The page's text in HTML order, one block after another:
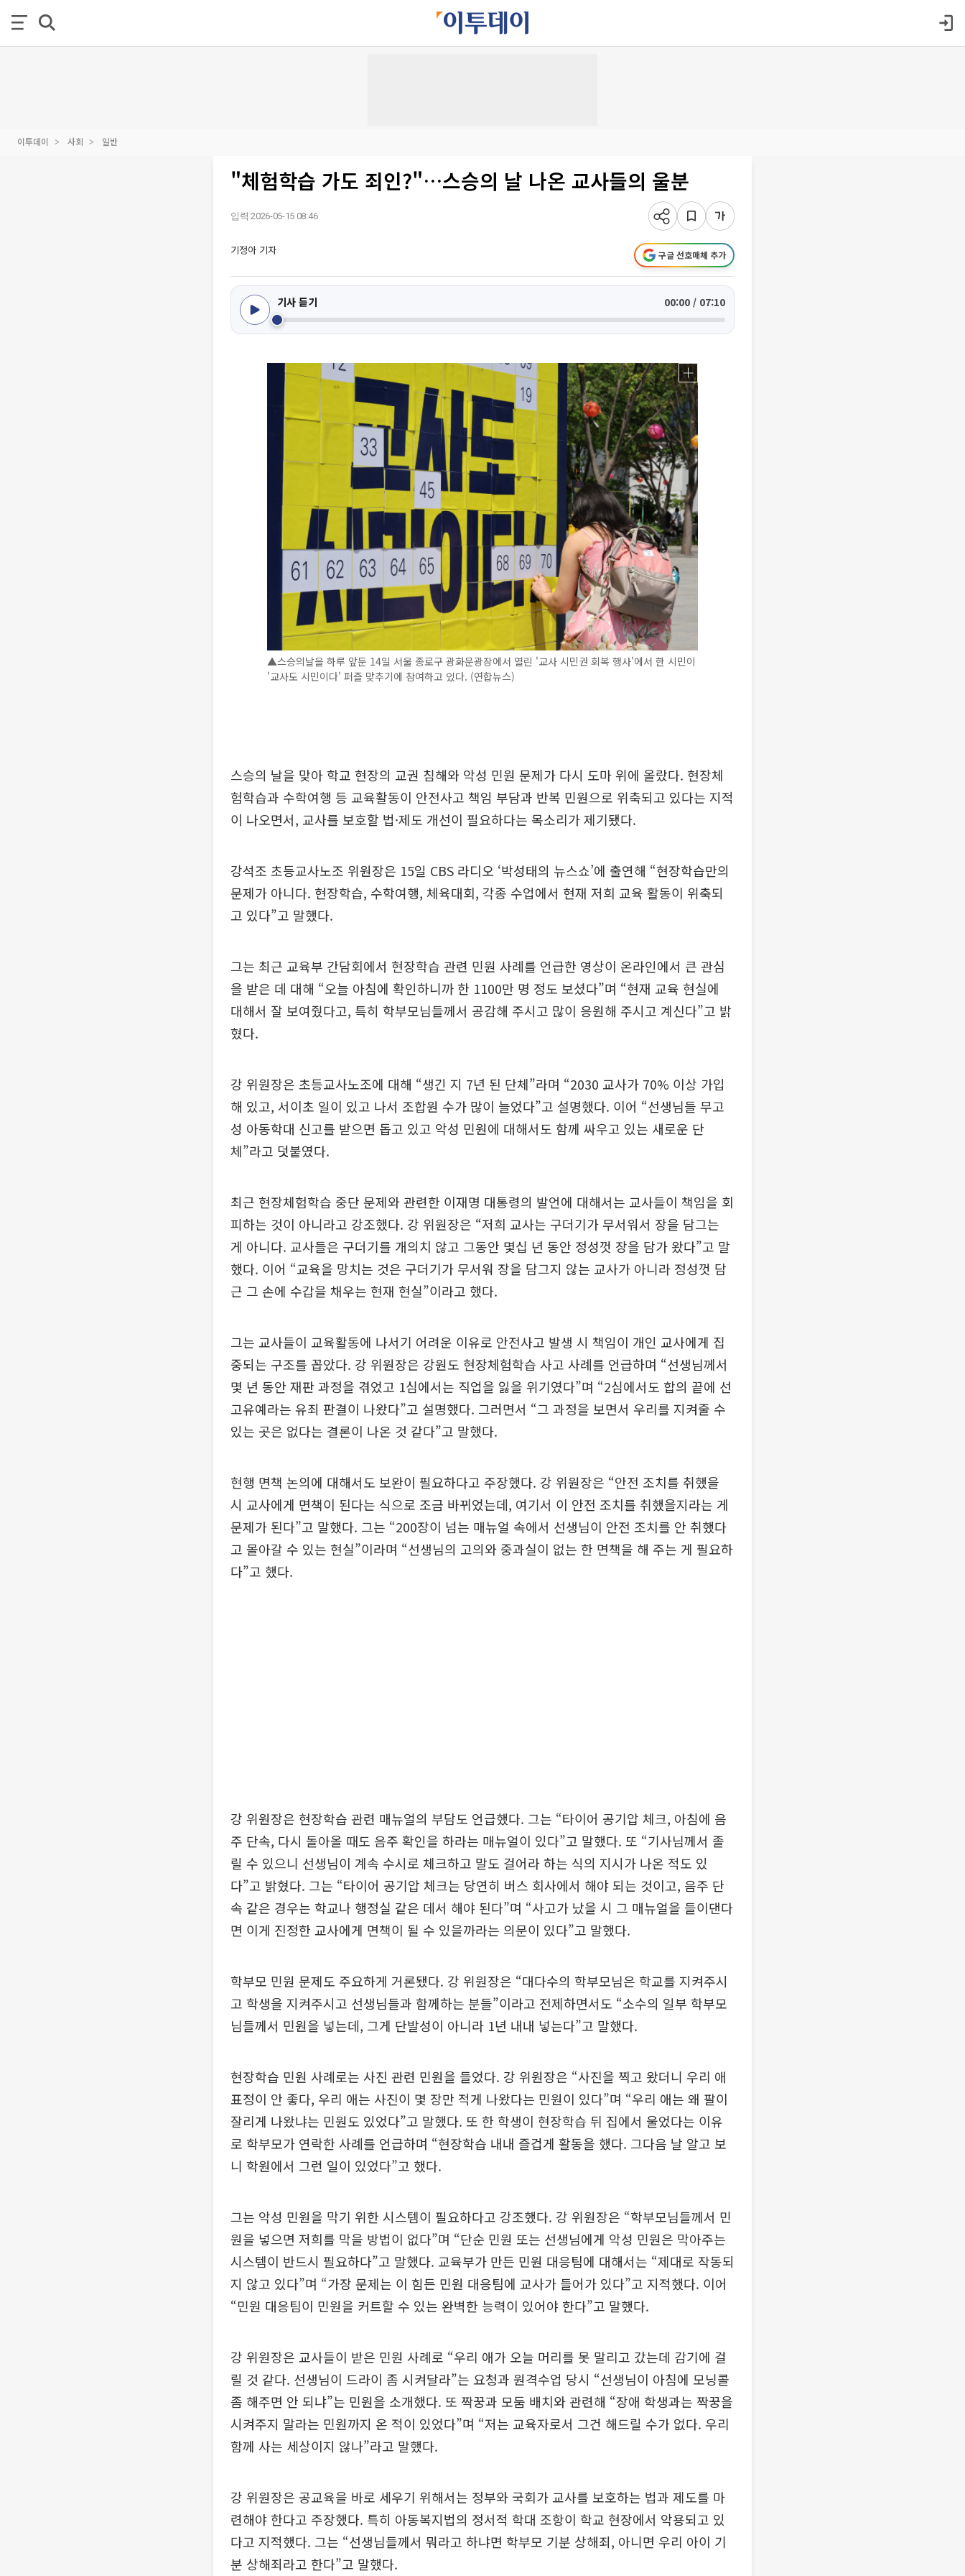
이투데이 사회 일반
"체험학습 가도 죄인?"…스승의 날 나온 교사들의 울분
입력 2026-05-15 08:46
기정아 기자 구글 선호매체 추가
기사 듣기 00:00 / 07:10
▲스승의날을 하루 앞둔 14일 서울 종로구 광화문광장에서 열린 '교사 시민권 회복 행사'에서 한 시민이
'교사도 시민이다' 퍼즐 맞추기에 참여하고 있다. (연합뉴스)
스승의 날을 맞아 학교 현장의 교권 침해와 악성 민원 문제가 다시 도마 위에 올랐다. 현장체
험학습과 수학여행 등 교육활동이 안전사고 책임 부담과 반복 민원으로 위축되고 있다는 지적
이 나오면서, 교사를 보호할 법·제도 개선이 필요하다는 목소리가 제기됐다.
강석조 초등교사노조 위원장은 15일 CBS 라디오 ‘박성태의 뉴스쇼’에 출연해 “현장학습만의
문제가 아니다. 현장학습, 수학여행, 체육대회, 각종 수업에서 현재 저희 교육 활동이 위축되
고 있다”고 말했다.
그는 최근 교육부 간담회에서 현장학습 관련 민원 사례를 언급한 영상이 온라인에서 큰 관심
을 받은 데 대해 “오늘 아침에 확인하니까 한 1100만 명 정도 보셨다”며 “현재 교육 현실에
대해서 잘 보여줬다고, 특히 학부모님들께서 공감해 주시고 많이 응원해 주시고 계신다”고 밝
혔다.
강 위원장은 초등교사노조에 대해 “생긴 지 7년 된 단체”라며 “2030 교사가 70% 이상 가입
해 있고, 서이초 일이 있고 나서 조합원 수가 많이 늘었다”고 설명했다. 이어 “선생님들 무고
성 아동학대 신고를 받으면 돕고 있고 악성 민원에 대해서도 함께 싸우고 있는 새로운 단
체”라고 덧붙였다.
최근 현장체험학습 중단 문제와 관련한 이재명 대통령의 발언에 대해서는 교사들이 책임을 회
피하는 것이 아니라고 강조했다. 강 위원장은 “저희 교사는 구더기가 무서워서 장을 담그는
게 아니다. 교사들은 구더기를 개의치 않고 그동안 몇십 년 동안 정성껏 장을 담가 왔다”고 말
했다. 이어 “교육을 망치는 것은 구더기가 무서워 장을 담그지 않는 교사가 아니라 정성껏 담
근 그 손에 수갑을 채우는 현재 현실”이라고 했다.
그는 교사들이 교육활동에 나서기 어려운 이유로 안전사고 발생 시 책임이 개인 교사에게 집
중되는 구조를 꼽았다. 강 위원장은 강원도 현장체험학습 사고 사례를 언급하며 “선생님께서
몇 년 동안 재판 과정을 겪었고 1심에서는 직업을 잃을 위기였다”며 “2심에서도 합의 끝에 선
고유예라는 유죄 판결이 나왔다”고 설명했다. 그러면서 “그 과정을 보면서 우리를 지켜줄 수
있는 곳은 없다는 결론이 나온 것 같다”고 말했다.
현행 면책 논의에 대해서도 보완이 필요하다고 주장했다. 강 위원장은 “안전 조치를 취했을
시 교사에게 면책이 된다는 식으로 조금 바뀌었는데, 여기서 이 안전 조치를 취했을지라는 게
문제가 된다”고 말했다. 그는 “200장이 넘는 매뉴얼 속에서 선생님이 안전 조치를 안 취했다
고 몰아갈 수 있는 현실”이라며 “선생님의 고의와 중과실이 없는 한 면책을 해 주는 게 필요하
다”고 했다.
강 위원장은 현장학습 관련 매뉴얼의 부담도 언급했다. 그는 “타이어 공기압 체크, 아침에 음
주 단속, 다시 돌아올 때도 음주 확인을 하라는 매뉴얼이 있다”고 말했다. 또 “기사님께서 졸
릴 수 있으니 선생님이 계속 수시로 체크하고 말도 걸어라 하는 식의 지시가 나온 적도 있
다”고 밝혔다. 그는 “타이어 공기압 체크는 당연히 버스 회사에서 해야 되는 것이고, 음주 단
속 같은 경우는 학교나 행정실 같은 데서 해야 된다”며 “사고가 났을 시 그 매뉴얼을 들이댄다
면 이게 진정한 교사에게 면책이 될 수 있을까라는 의문이 있다”고 말했다.
학부모 민원 문제도 주요하게 거론됐다. 강 위원장은 “대다수의 학부모님은 학교를 지켜주시
고 학생을 지켜주시고 선생님들과 함께하는 분들”이라고 전제하면서도 “소수의 일부 학부모
님들께서 민원을 넣는데, 그게 단발성이 아니라 1년 내내 넣는다”고 말했다.
현장학습 민원 사례로는 사진 관련 민원을 들었다. 강 위원장은 “사진을 찍고 왔더니 우리 애
표정이 안 좋다, 우리 애는 사진이 몇 장만 적게 나왔다는 민원이 있다”며 “우리 애는 왜 팔이
잘리게 나왔냐는 민원도 있었다”고 말했다. 또 한 학생이 현장학습 뒤 집에서 울었다는 이유
로 학부모가 연락한 사례를 언급하며 “현장학습 내내 즐겁게 활동을 했다. 그다음 날 알고 보
니 학원에서 그런 일이 있었다”고 했다.
그는 악성 민원을 막기 위한 시스템이 필요하다고 강조했다. 강 위원장은 “학부모님들께서 민
원을 넣으면 저희를 막을 방법이 없다”며 “단순 민원 또는 선생님에게 악성 민원은 막아주는
시스템이 반드시 필요하다”고 말했다. 교육부가 만든 민원 대응팀에 대해서는 “제대로 작동되
지 않고 있다”며 “가장 문제는 이 힘든 민원 대응팀에 교사가 들어가 있다”고 지적했다. 이어
“민원 대응팀이 민원을 커트할 수 있는 완벽한 능력이 있어야 한다”고 말했다.
강 위원장은 교사들이 받은 민원 사례로 “우리 애가 오늘 머리를 못 말리고 갔는데 감기에 걸
릴 것 같다. 선생님이 드라이 좀 시켜달라”는 요청과 원격수업 당시 “선생님이 아침에 모닝콜
좀 해주면 안 되냐”는 민원을 소개했다. 또 짝꿍과 모둠 배치와 관련해 “장애 학생과는 짝꿍을
시켜주지 말라는 민원까지 온 적이 있었다”며 “저는 교육자로서 그건 해드릴 수가 없다. 우리
함께 사는 세상이지 않나”라고 말했다.
강 위원장은 공교육을 바로 세우기 위해서는 정부와 국회가 교사를 보호하는 법과 제도를 마
련해야 한다고 주장했다. 특히 아동복지법의 정서적 학대 조항이 학교 현장에서 악용되고 있
다고 지적했다. 그는 “선생님들께서 뭐라고 하냐면 학부모 기분 상해죄, 아니면 우리 아이 기
분 상해죄라고 한다”고 말했다.